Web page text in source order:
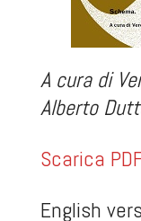
A cura di
Alberto
Scarica
English